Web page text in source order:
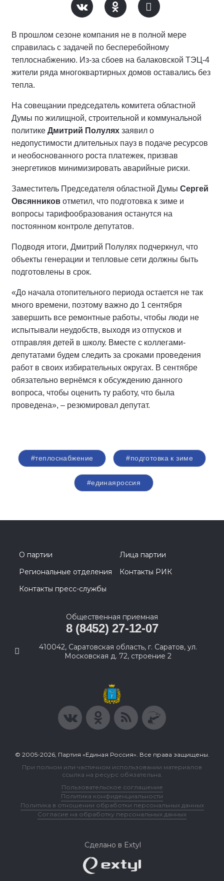
В прошлом сезоне компания не в полной мере
справилась с задачей по бесперебойному
теплоснабжению. Из-за сбоев на балаковской ТЭЦ-4
жители ряда многоквартирных домов оставались без
тепла.
На совещании председатель комитета областной
Думы по жилищной, строительной и коммунальной
политике Дмитрий Полулях заявил о
недопустимости длительных пауз в подаче ресурсов
и необоснованного роста платежек, призвав
энергетиков минимизировать аварийные риски.
Заместитель Председателя областной Думы Сергей
Овсянников отметил, что подготовка к зиме и
вопросы тарифообразования останутся на
постоянном контроле депутатов.
Подводя итоги, Дмитрий Полулях подчеркнул, что
объекты генерации и тепловые сети должны быть
подготовлены в срок.
«До начала отопительного периода остается не так
много времени, поэтому важно до 1 сентября
завершить все ремонтные работы, чтобы люди не
испытывали неудобств, выходя из отпусков и
отправляя детей в школу. Вместе с коллегами-
депутатами будем следить за сроками проведения
работ в своих избирательных округах. В сентябре
обязательно вернёмся к обсуждению данного
вопроса, чтобы оценить ту работу, что была
проведена», – резюмировал депутат.
#теплоснабжение #подготовка к зиме
#единаяроссия
О партии
Лица партии
Региональные отделения
Контакты РИК
Контакты пресс-службы
Общественная приемная
8 (8452) 27-12-07
410042, Саратовская область, г. Саратов, ул.
Московская д. 72, строение 2
© 2005-2026, Партия «Единая Россия». Все права защищены.
При полном или частичном использовании материалов
ссылка на ресурс обязательна.
Пользовательское соглашение
Политика конфиденциальности
Политика в отношении обработки персональных данных
Согласие на обработку персональных данных
Сделано в Extyl